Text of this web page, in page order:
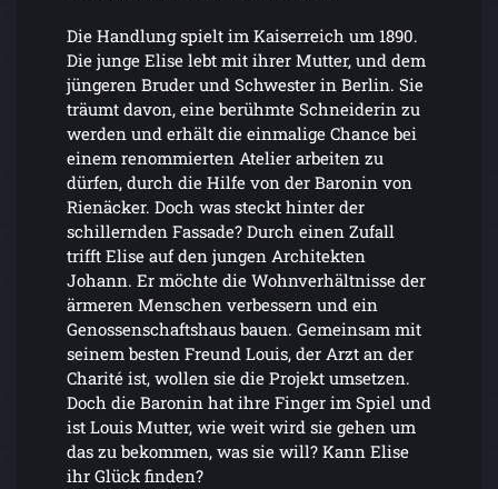
Die Handlung spielt im Kaiserreich um 1890.
Die junge Elise lebt mit ihrer Mutter, und dem
jüngeren Bruder und Schwester in Berlin. Sie
träumt davon, eine berühmte Schneiderin zu
werden und erhält die einmalige Chance bei
einem renommierten Atelier arbeiten zu
dürfen, durch die Hilfe von der Baronin von
Rienäcker. Doch was steckt hinter der
schillernden Fassade? Durch einen Zufall
trifft Elise auf den jungen Architekten
Johann. Er möchte die Wohnverhältnisse der
ärmeren Menschen verbessern und ein
Genossenschaftshaus bauen. Gemeinsam mit
seinem besten Freund Louis, der Arzt an der
Charité ist, wollen sie die Projekt umsetzen.
Doch die Baronin hat ihre Finger im Spiel und
ist Louis Mutter, wie weit wird sie gehen um
das zu bekommen, was sie will? Kann Elise
ihr Glück finden?